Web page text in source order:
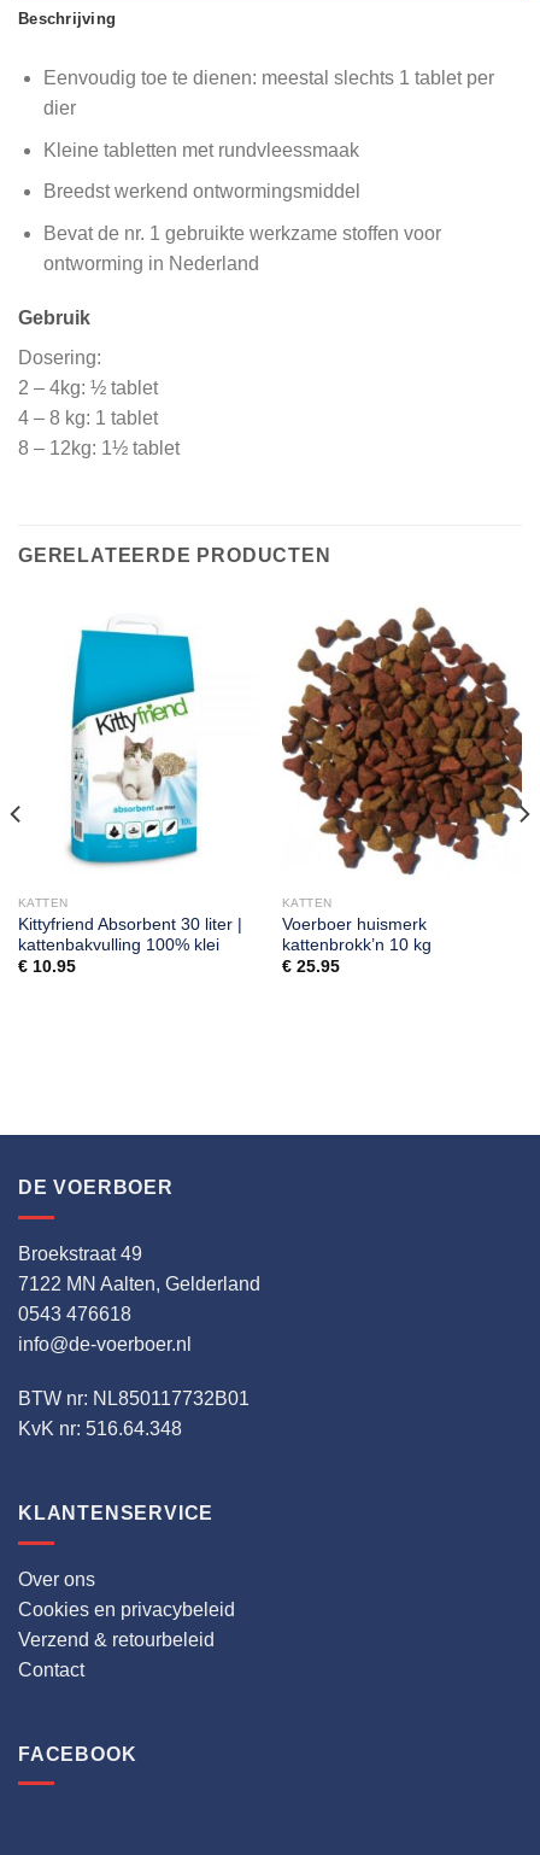
Beschrijving
Eenvoudig toe te dienen: meestal slechts 1 tablet per
dier
Kleine tabletten met rundvleessmaak
Breedst werkend ontwormingsmiddel
Bevat de nr. 1 gebruikte werkzame stoffen voor
ontworming in Nederland
Gebruik
Dosering:
2 – 4kg: ½ tablet
4 – 8 kg: 1 tablet
8 – 12kg: 1½ tablet
GERELATEERDE PRODUCTEN
KATTEN
Kittyfriend Absorbent 30 liter |
kattenbakvulling 100% klei
€10.95
KATTEN
Voerboer huismerk
kattenbrokk’n 10 kg
€25.95
DE VOERBOER
Broekstraat 49
7122 MN Aalten, Gelderland
0543 476618
info@de-voerboer.nl
BTW nr: NL850117732B01
KvK nr: 516.64.348
KLANTENSERVICE
Over ons
Cookies en privacybeleid
Verzend & retourbeleid
Contact
FACEBOOK